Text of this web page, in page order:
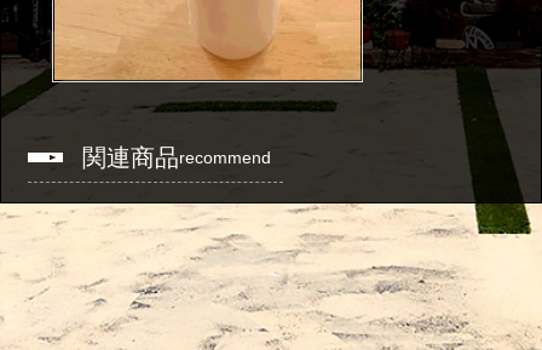
関連商品recommend